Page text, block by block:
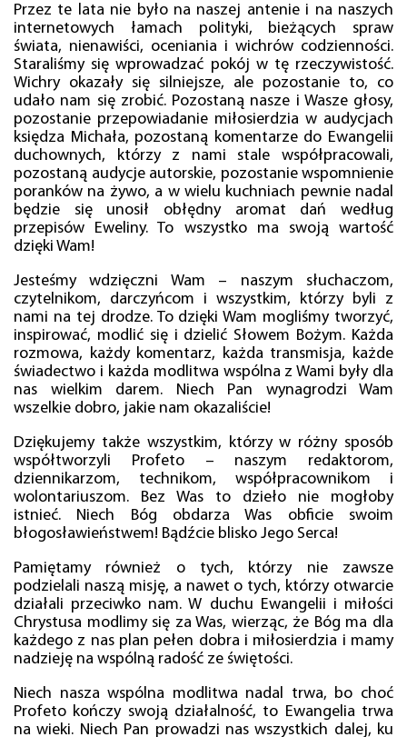
Przez te lata nie było na naszej antenie i na naszych
internetowych łamach polityki, bieżących spraw
świata, nienawiści, oceniania i wichrów codzienności.
Staraliśmy się wprowadzać pokój w tę rzeczywistość.
Wichry okazały się silniejsze, ale pozostanie to, co
udało nam się zrobić. Pozostaną nasze i Wasze głosy,
pozostanie przepowiadanie miłosierdzia w audycjach
księdza Michała, pozostaną komentarze do Ewangelii
duchownych, którzy z nami stale współpracowali,
pozostaną audycje autorskie, pozostanie wspomnienie
poranków na żywo, a w wielu kuchniach pewnie nadal
będzie się unosił obłędny aromat dań według
przepisów Eweliny. To wszystko ma swoją wartość
dzięki Wam!
Jesteśmy wdzięczni Wam – naszym słuchaczom,
czytelnikom, darczyńcom i wszystkim, którzy byli z
nami na tej drodze. To dzięki Wam mogliśmy tworzyć,
inspirować, modlić się i dzielić Słowem Bożym. Każda
rozmowa, każdy komentarz, każda transmisja, każde
świadectwo i każda modlitwa wspólna z Wami były dla
nas wielkim darem. Niech Pan wynagrodzi Wam
wszelkie dobro, jakie nam okazaliście!
Dziękujemy także wszystkim, którzy w różny sposób
współtworzyli Profeto – naszym redaktorom,
dziennikarzom, technikom, współpracownikom i
wolontariuszom. Bez Was to dzieło nie mogłoby
istnieć. Niech Bóg obdarza Was obficie swoim
błogosławieństwem! Bądźcie blisko Jego Serca!
Pamiętamy również o tych, którzy nie zawsze
podzielali naszą misję, a nawet o tych, którzy otwarcie
działali przeciwko nam. W duchu Ewangelii i miłości
Chrystusa modlimy się za Was, wierząc, że Bóg ma dla
każdego z nas plan pełen dobra i miłosierdzia i mamy
nadzieję na wspólną radość ze świętości.
Niech nasza wspólna modlitwa nadal trwa, bo choć
Profeto kończy swoją działalność, to Ewangelia trwa
na wieki. Niech Pan prowadzi nas wszystkich dalej, ku